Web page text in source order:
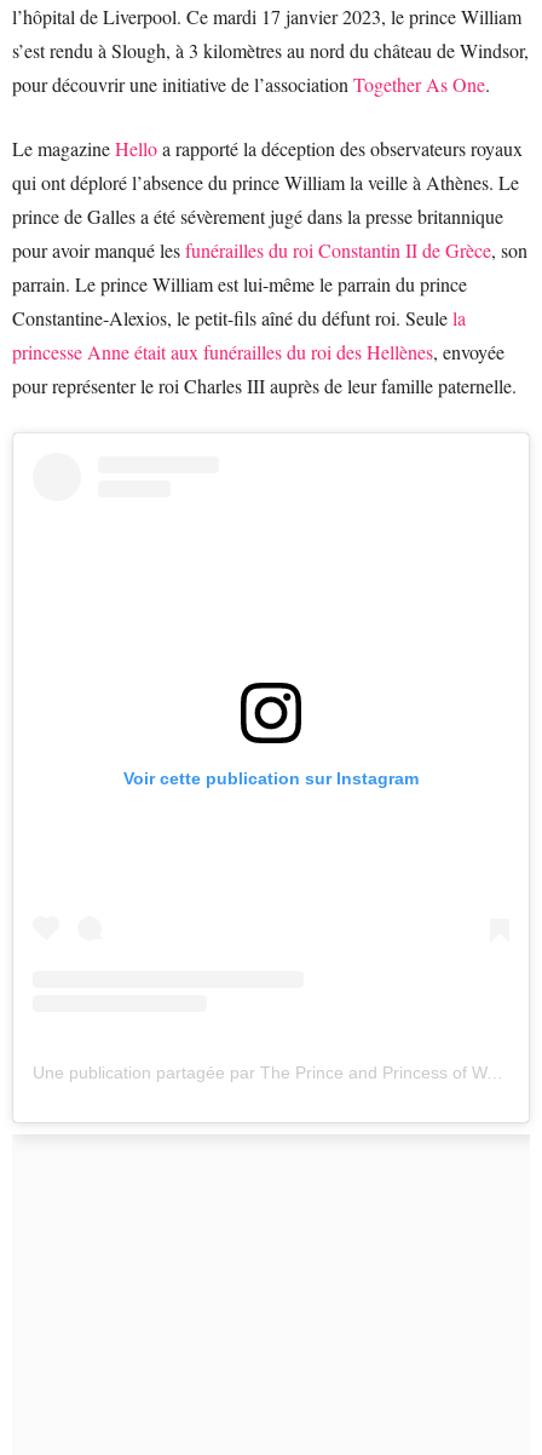
l’hôpital de Liverpool. Ce mardi 17 janvier 2023, le prince William
s’est rendu à Slough, à 3 kilomètres au nord du château de Windsor,
pour découvrir une initiative de l’association Together As One.
Le magazineHelloa rapporté la déception des observateurs royaux
qui ont déploré l’absence du prince William la veille à Athènes. Le
prince de Galles a été sévèrement jugé dans la presse britannique
pour avoir manqué lesfunérailles du roi Constantin II de Grèce, son
parrain. Le prince William est lui-même le parrain du prince
Constantine-Alexios, le petit-fils aîné du défunt roi. Seulela
princesse Anne était aux funérailles du roi des Hellènes, envoyée
pour représenter le roi Charles III auprès de leur famille paternelle.
Voir cette publication sur Instagram
Une publication partagée par The Prince and Princess of Wales (@princeandprincessofwales)